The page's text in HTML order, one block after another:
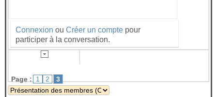
Connexion ou Créer un compte pour
participer à la conversation.
Page : 1 2 3